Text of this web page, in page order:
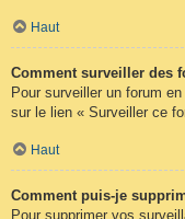
Haut
Comment surveiller des
Pour surveiller un forum
sur le lien « Surveiller ce
Haut
Comment puis-je
Pour supprimer vos